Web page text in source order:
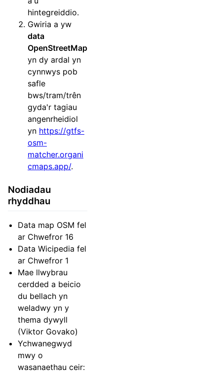
hintegreiddio.
Gwiria a yw
data
OpenStreetMap
yn dy ardal yn
cynnwys pob
safle
bws/tram/trên
gyda'r tagiau
angenrheidiol
yn https://gtfs-
osm-
matcher.organi
cmaps.app/.
Nodiadau
rhyddhau
Data map OSM fel
ar Chwefror 16
Data Wicipedia fel
ar Chwefror 1
Mae llwybrau
cerdded a beicio
du bellach yn
weladwy yn y
thema dywyll
(Viktor Govako)
Ychwanegwyd
mwy o
wasanaethau ceir: